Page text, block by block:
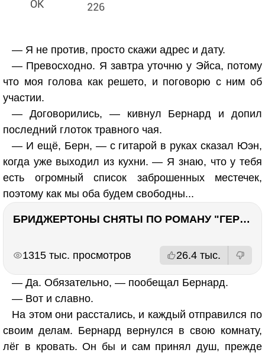
226
— Я не против, просто скажи адрес и дату.
— Превосходно. Я завтра уточню у Эйса, потому
что моя голова как решето, и поговорю с ним об
участии.
— Договорились, — кивнул Бернард и допил
последний глоток травного чая.
— И ещё, Берн, — с гитарой в руках сказал Юэн,
когда уже выходил из кухни. — Я знаю, что у тебя
есть огромный список заброшенных местечек,
поэтому как мы оба будем свободны...
БРИДЖЕРТОНЫ СНЯТЫ ПО РОМАНУ "ГЕРЦОГ И Я". Стоит ли читать?
1315 тыс. просмотров 26.4 тыс.
— Да. Обязательно, — пообещал Бернард.
— Вот и славно.
На этом они расстались, и каждый отправился по
своим делам. Бернард вернулся в свою комнату,
лёг в кровать. Он бы и сам принял душ, прежде